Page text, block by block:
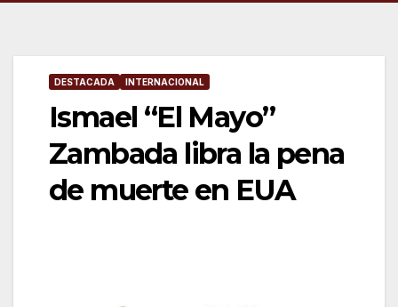
DESTACADA INTERNACIONAL
Ismael “El Mayo”
Zambada libra la pena
de muerte en EUA